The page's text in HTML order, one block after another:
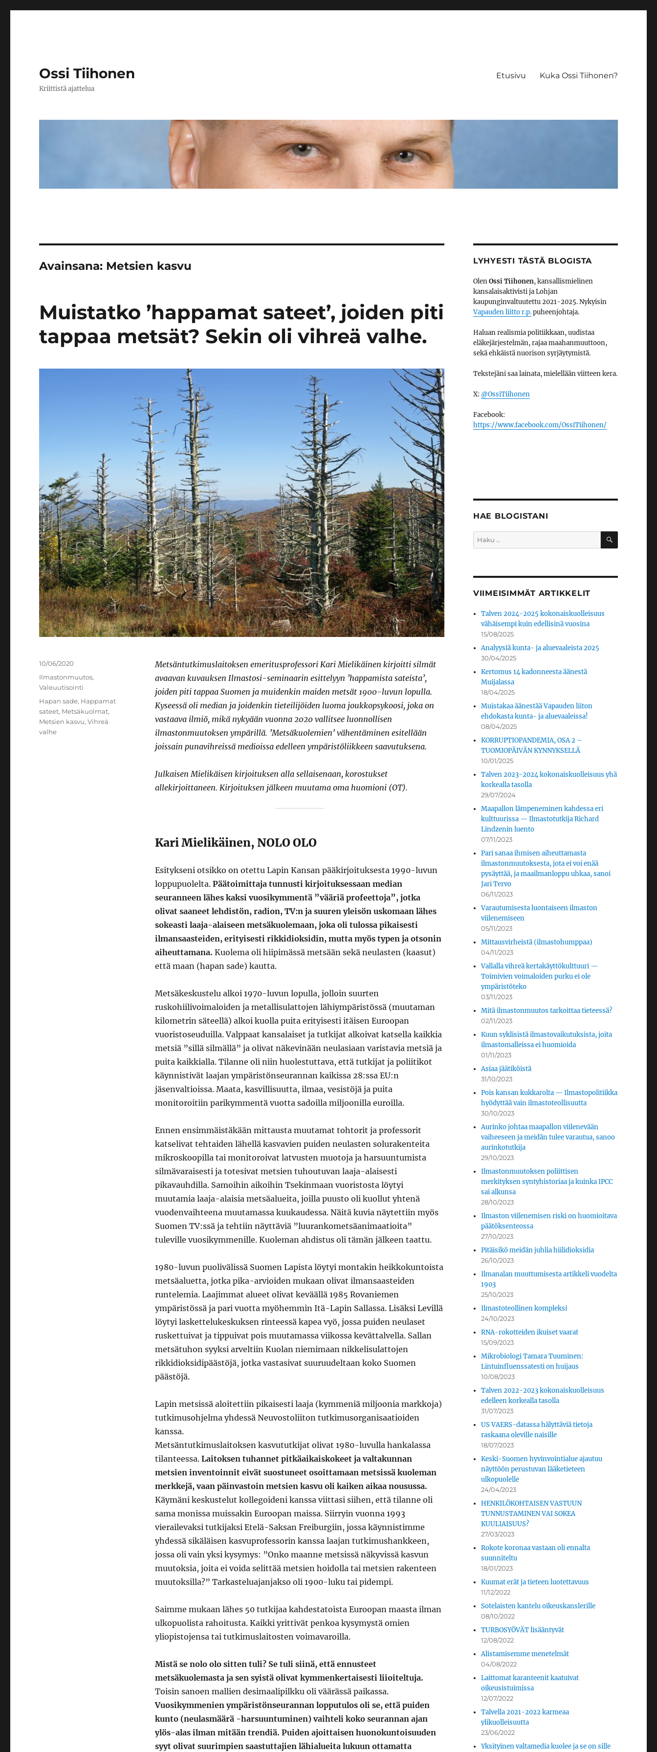
Ossi Tiihonen
Kriittistä ajattelua
Etusivu Kuka Ossi Tiihonen?
Avainsana: Metsien kasvu
Muistatko ’happamat sateet’, joiden piti
tappaa metsät? Sekin oli vihreä valhe.
Metsäntutkimuslaitoksen emeritusprofessori Kari Mielikäinen kirjoitti silmät
avaavan kuvauksen Ilmastosi-seminaarin esittelyyn ’happamista sateista’,
joiden piti tappaa Suomen ja muidenkin maiden metsät 1900-luvun lopulla.
Kyseessä oli median ja joidenkin tieteilijöiden luoma joukkopsykoosi, joka on
vastaava ilmiö, mikä nykyään vuonna 2020 vallitsee luonnollisen
ilmastonmuutoksen ympärillä. ’Metsäkuolemien’ vähentäminen esitellään
joissain punavihreissä medioissa edelleen ympäristöliikkeen saavutuksena.
Julkaisen Mielikäisen kirjoituksen alla sellaisenaan, korostukset
allekirjoittaneen. Kirjoituksen jälkeen muutama oma huomioni (OT).
Kari Mielikäinen, NOLO OLO
Esitykseni otsikko on otettu Lapin Kansan pääkirjoituksesta 1990-luvun
loppupuolelta. Päätoimittaja tunnusti kirjoituksessaan median
seuranneen lähes kaksi vuosikymmentä ”vääriä profeettoja”, jotka
olivat saaneet lehdistön, radion, TV:n ja suuren yleisön uskomaan lähes
sokeasti laaja-alaiseen metsäkuolemaan, joka oli tulossa pikaisesti
ilmansaasteiden, erityisesti rikkidioksidin, mutta myös typen ja otsonin
aiheuttamana. Kuolema oli hiipimässä metsään sekä neulasten (kaasut)
että maan (hapan sade) kautta.
Metsäkeskustelu alkoi 1970-luvun lopulla, jolloin suurten
ruskohiilivoimaloiden ja metallisulattojen lähiympäristössä (muutaman
kilometrin säteellä) alkoi kuolla puita erityisesti itäisen Euroopan
vuoristoseuduilla. Valppaat kansalaiset ja tutkijat alkoivat katsella kaikkia
metsiä ”sillä silmällä” ja olivat näkevinään neulasiaan varistavia metsiä ja
puita kaikkialla. Tilanne oli niin huolestuttava, että tutkijat ja poliitikot
käynnistivät laajan ympäristönseurannan kaikissa 28:ssa EU:n
jäsenvaltioissa. Maata, kasvillisuutta, ilmaa, vesistöjä ja puita
monitoroitiin parikymmentä vuotta sadoilla miljoonilla euroilla.
Ennen ensimmäistäkään mittausta muutamat tohtorit ja professorit
katselivat tehtaiden lähellä kasvavien puiden neulasten solurakenteita
mikroskoopilla tai monitoroivat latvusten muotoja ja harsuuntumista
silmävaraisesti ja totesivat metsien tuhoutuvan laaja-alaisesti
pikavauhdilla. Samoihin aikoihin Tsekinmaan vuoristosta löytyi
muutamia laaja-alaisia metsäalueita, joilla puusto oli kuollut yhtenä
vuodenvaihteena muutamassa kuukaudessa. Näitä kuvia näytettiin myös
Suomen TV:ssä ja tehtiin näyttäviä ”luurankometsäanimaatioita”
tuleville vuosikymmenille. Kuoleman ahdistus oli tämän jälkeen taattu.
1980-luvun puolivälissä Suomen Lapista löytyi montakin heikkokuntoista
metsäaluetta, jotka pika-arvioiden mukaan olivat ilmansaasteiden
runtelemia. Laajimmat alueet olivat keväällä 1985 Rovaniemen
ympäristössä ja pari vuotta myöhemmin Itä-Lapin Sallassa. Lisäksi Levillä
löytyi laskettelukeskuksen rinteessä kapea vyö, jossa puiden neulaset
ruskettuivat ja tippuivat pois muutamassa viikossa kevättalvella. Sallan
metsätuhon syyksi arveltiin Kuolan niemimaan nikkelisulattojen
rikkidioksidipäästöjä, jotka vastasivat suuruudeltaan koko Suomen
päästöjä.
Lapin metsissä aloitettiin pikaisesti laaja (kymmeniä miljoonia markkoja)
tutkimusohjelma yhdessä Neuvostoliiton tutkimusorganisaatioiden
kanssa.
Metsäntutkimuslaitoksen kasvututkijat olivat 1980-luvulla hankalassa
tilanteessa. Laitoksen tuhannet pitkäaikaiskokeet ja valtakunnan
metsien inventoinnit eivät suostuneet osoittamaan metsissä kuoleman
merkkejä, vaan päinvastoin metsien kasvu oli kaiken aikaa nousussa.
Käymäni keskustelut kollegoideni kanssa viittasi siihen, että tilanne oli
sama monissa muissakin Euroopan maissa. Siirryin vuonna 1993
vierailevaksi tutkijaksi Etelä-Saksan Freiburgiin, jossa käynnistimme
yhdessä sikäläisen kasvuprofessorin kanssa laajan tutkimushankkeen,
jossa oli vain yksi kysymys: ”Onko maanne metsissä näkyvissä kasvun
muutoksia, joita ei voida selittää metsien hoidolla tai metsien rakenteen
muutoksilla?” Tarkasteluajanjakso oli 1900-luku tai pidempi.
Saimme mukaan lähes 50 tutkijaa kahdestatoista Euroopan maasta ilman
ulkopuolista rahoitusta. Kaikki yrittivät penkoa kysymystä omien
yliopistojensa tai tutkimuslaitosten voimavaroilla.
Mistä se nolo olo sitten tuli? Se tuli siinä, että ennusteet
metsäkuolemasta ja sen syistä olivat kymmenkertaisesti liioiteltuja.
Toisin sanoen mallien desimaalipilkku oli väärässä paikassa.
Vuosikymmenien ympäristönseurannan lopputulos oli se, että puiden
kunto (neulasmäärä -harsuuntuminen) vaihteli koko seurannan ajan
ylös-alas ilman mitään trendiä. Puiden ajoittaisen huonokuntoisuuden
syyt olivat suurimpien saastuttajien lähialueita lukuun ottamatta
Julkaistu
10/06/2020
Kategoriat
Ilmastonmuutos,
Valeuutisointi
Avainsanat
Hapan sade, Happamat
sateet, Metsäkuolmat,
Metsien kasvu,Vihreä
valhe
LYHYESTI TÄSTÄ BLOGISTA
OlenOssi Tiihonen, kansallismielinen
kansalaisaktivisti ja Lohjan
kaupunginvaltuutettu 2021-2025. Nykyisin
Vapauden liitto r.p.puheenjohtaja.
Haluan realismia politiikkaan, uudistaa
eläkejärjestelmän, rajaa maahanmuuttoon,
sekä ehkäistä nuorison syrjäytymistä.
Tekstejäni saa lainata, mielellään viitteen kera.
X: @OssiTiihonen
Facebook:
https://www.facebook.com/OssiTiihonen/
HAE BLOGISTANI
Etsi: HAKU
VIIMEISIMMÄT ARTIKKELIT
Talven 2024-2025 kokonaiskuolleisuus
vähäisempi kuin edellisinä vuosina
15/08/2025
Analyysiä kunta- ja aluevaaleista 2025
30/04/2025
Kertomus 14 kadonneesta äänestä
Muijalassa
18/04/2025
Muistakaa äänestää Vapauden liiton
ehdokasta kunta- ja aluevaaleissa!
08/04/2025
KORRUPTIOPANDEMIA, OSA 2 –
TUOMIOPÄIVÄN KYNNYKSELLÄ
10/01/2025
Talven 2023-2024 kokonaiskuolleisuus yhä
korkealla tasolla
29/07/2024
Maapallon lämpeneminen kahdessa eri
kulttuurissa — Ilmastotutkija Richard
Lindzenin luento
07/11/2023
Pari sanaa ihmisen aiheuttamasta
ilmastonmuutoksesta, jota ei voi enää
pysäyttää, ja maailmanloppu uhkaa, sanoi
Jari Tervo
06/11/2023
Varautumisesta luontaiseen ilmaston
viilenemiseen
05/11/2023
Mittausvirheistä (ilmastohumppaa)
04/11/2023
Vallalla vihreä kertakäyttökulttuuri —
Toimivien voimaloiden purku ei ole
ympäristöteko
03/11/2023
Mitä ilmastonmuutos tarkoittaa tieteessä?
02/11/2023
Kuun syklisistä ilmastovaikutuksista, joita
ilmastomalleissa ei huomioida
01/11/2023
Asiaa jäätiköistä
31/10/2023
Pois kansan kukkarolta — Ilmastopolitiikka
hyödyttää vain ilmastoteollisuutta
30/10/2023
Aurinko johtaa maapallon viilenevään
vaiheeseen ja meidän tulee varautua, sanoo
aurinkotutkija
29/10/2023
Ilmastonmuutoksen poliittisen
merkityksen syntyhistoriaa ja kuinka IPCC
sai alkunsa
28/10/2023
Ilmaston viilenemisen riski on huomioitava
päätöksenteossa
27/10/2023
Pitäisikö meidän juhlia hiilidioksidia
26/10/2023
Ilmanalan muuttumisesta artikkeli vuodelta
1903
25/10/2023
Ilmastoteollinen kompleksi
24/10/2023
RNA-rokotteiden ikuiset vaarat
15/09/2023
Mikrobiologi Tamara Tuuminen:
Lintuinfluenssatesti on huijaus
10/08/2023
Talven 2022-2023 kokonaiskuolleisuus
edelleen korkealla tasolla
31/07/2023
US VAERS-datassa hälyttäviä tietoja
raskaana oleville naisille
18/07/2023
Keski-Suomen hyvinvointialue ajautuu
näyttöön perustuvan lääketieteen
ulkopuolelle
24/04/2023
HENKILÖKOHTAISEN VASTUUN
TUNNUSTAMINEN VAI SOKEA
KUULIAISUUS?
27/03/2023
Rokote koronaa vastaan oli ennalta
suunniteltu
18/01/2023
Kuumat erät ja tieteen luotettavuus
11/12/2022
Sotelaisten kantelu oikeuskanslerille
08/10/2022
TURBOSYÖVÄT lisääntyvät
12/08/2022
Alistamisemme menetelmät
04/08/2022
Laittomat karanteenit kaatuivat
oikeusistuimissa
12/07/2022
Talvella 2021-2022 karmeaa
ylikuolleisuutta
23/06/2022
Yksityinen valtamedia kuolee ja se on sille